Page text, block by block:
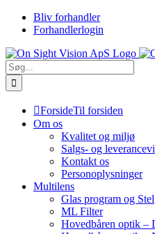
Skip
Bliv forhandler
Forhandlerlogin
Søg
efter:
ForsideTil forsiden
Om os
Kvalitet og miljø
Salgs- og
Kontakt os
Personoplysninger
Multilens
Glas program og Stel
ML Filter
Hovedbåren optik –